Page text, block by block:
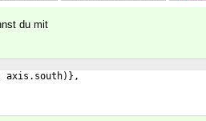
du mit
axis.south)},